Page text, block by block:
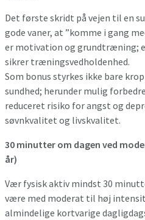
Det første skridt på vejen til en
gode vaner, at ”komme i gang
er motivation og grundtræning;
sikrer træningsvedholdenhed.
Som bonus styrkes ikke bare
sundhed; herunder mulig
reduceret risiko for angst og
søvnkvalitet og livskvalitet.
30 minutter om dagen ved
år)
Vær fysisk aktiv mindst 30
være med moderat til høj
almindelige kortvarige